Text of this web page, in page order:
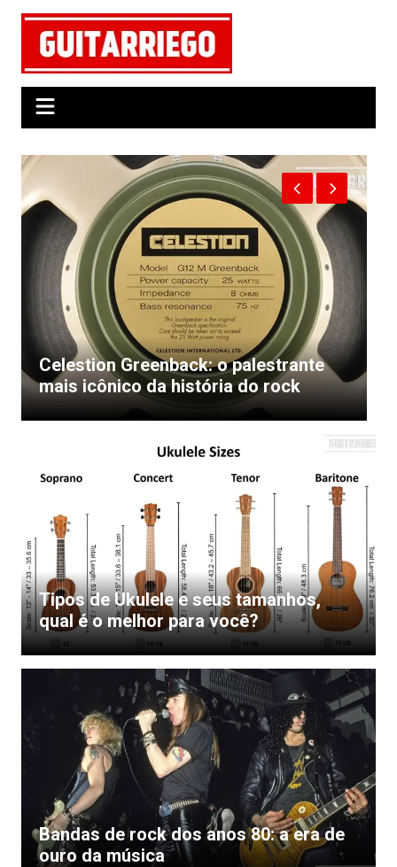
conteúdo
Celestion Greenback: o palestrante
mais icônico da história do rock
Tipos de Ukulele e seus tamanhos,
qual é o melhor para você?
Bandas de rock dos anos 80: a era de
ouro da música